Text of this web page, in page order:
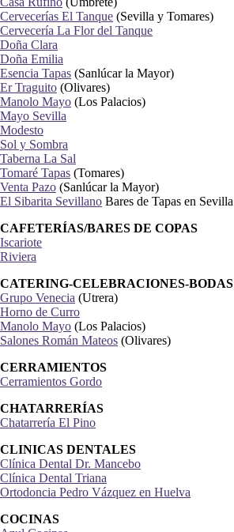
Casa Rufino(Umbrete)
Cervecerías El Tanque(Sevilla y Tomares)
Cervecería La Flor del Tanque
Doña Clara
Doña Emilia
Esencia Tapas(Sanlúcar la Mayor)
Er Traguito (Olivares)
Manolo Mayo (Los Palacios)
Mayo Sevilla
Modesto
Sol y Sombra
Taberna La Sal
Tomaré Tapas (Tomares)
Venta Pazo(Sanlúcar la Mayor)
El Sibarita Sevillano Bares de Tapas en Sevilla
CAFETERÍAS/BARES DE COPAS
Iscariote
Riviera
CATERING-CELEBRACIONES-BODAS
Grupo Venecia (Utrera)
Horno de Curro
Manolo Mayo (Los Palacios)
Salones Román Mateos (Olivares)
CERRAMIENTOS
Cerramientos Gordo
CHATARRERÍAS
Chatarrería El Pino
CLINICAS DENTALES
Clínica Dental Dr. Mancebo
Clínica Dental Triana
Ortodoncia Pedro Vázquez en Huelva
COCINAS